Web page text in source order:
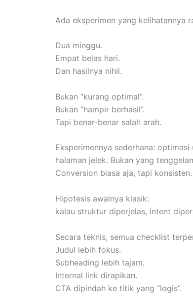
Ada eksperimen yang kelihatannya
Dua minggu.
Empat belas hari.
Dan hasilnya nihil.
Bukan “kurang optimal”.
Bukan “hampir berhasil”.
Tapi benar-benar salah arah.
Eksperimennya sederhana:
halaman jelek. Bukan yang
Conversion biasa aja, tapi konsisten.
Hipotesis awalnya klasik:
kalau struktur diperjelas, intent
Secara teknis, semua checklist
Judul lebih fokus.
Subheading lebih tajam.
Internal link dirapikan.
CTA dipindah ke titik yang “logis”.